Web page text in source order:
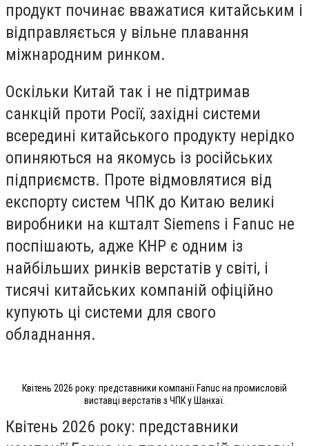
продукт починає вважатися китайським і
відправляється у вільне плавання
міжнародним ринком.
Оскільки Китай так і не підтримав
санкцій проти Росії, західні системи
всередині китайського продукту нерідко
опиняються на якомусь із російських
підприємств. Проте відмовлятися від
експорту систем ЧПК до Китаю великі
виробники на кшталт Siemens і Fanuc не
поспішають, адже КНР є одним із
найбільших ринків верстатів у світі, і
тисячі китайських компаній офіційно
купують ці системи для свого
обладнання.
Квітень 2026 року: представники компанії Fanuc на промисловій
виставці верстатів з ЧПК у Шанхаї.
Квітень 2026 року: представники